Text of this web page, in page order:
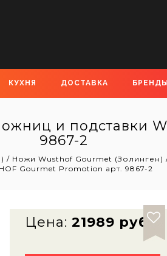
КУХНЯ ДОСТАВКА БРЕНДЫ
и подставки
9867-2
/ Ножи Wusthof Gourmet (Золинген)
Gourmet Promotion арт. 9867-2
Цена: 21989 руб